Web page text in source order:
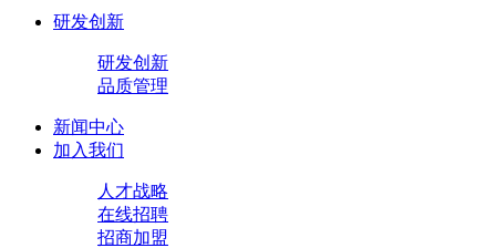
研发创新
研发创新
品质管理
新闻中心
加入我们
人才战略
在线招聘
招商加盟